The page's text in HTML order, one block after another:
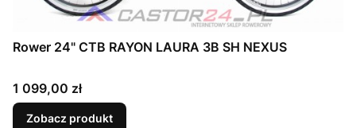
Rower 24" CTB RAYON LAURA 3B SH NEXUS
Cena
1 099,00 zł
Zobacz produkt